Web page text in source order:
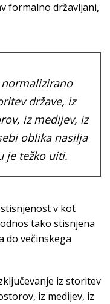
formalno državljani,
države, iz
iz medijev, iz
oblika nasilja
je težko uiti.
v kot
tako stisnjena
do večinskega
iz storitev
iz medijev, iz